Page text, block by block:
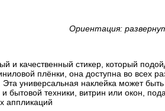
Ориентация:
и качественный стикер, который
плёнки, она доступна во всех
универсальная наклейка может
бытовой техники, витрин или окон,
аппликаций